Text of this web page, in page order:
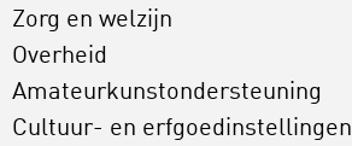
Zorg en welzijn
Overheid
Amateurkunstondersteuning
Cultuur- en erfgoedinstellingen